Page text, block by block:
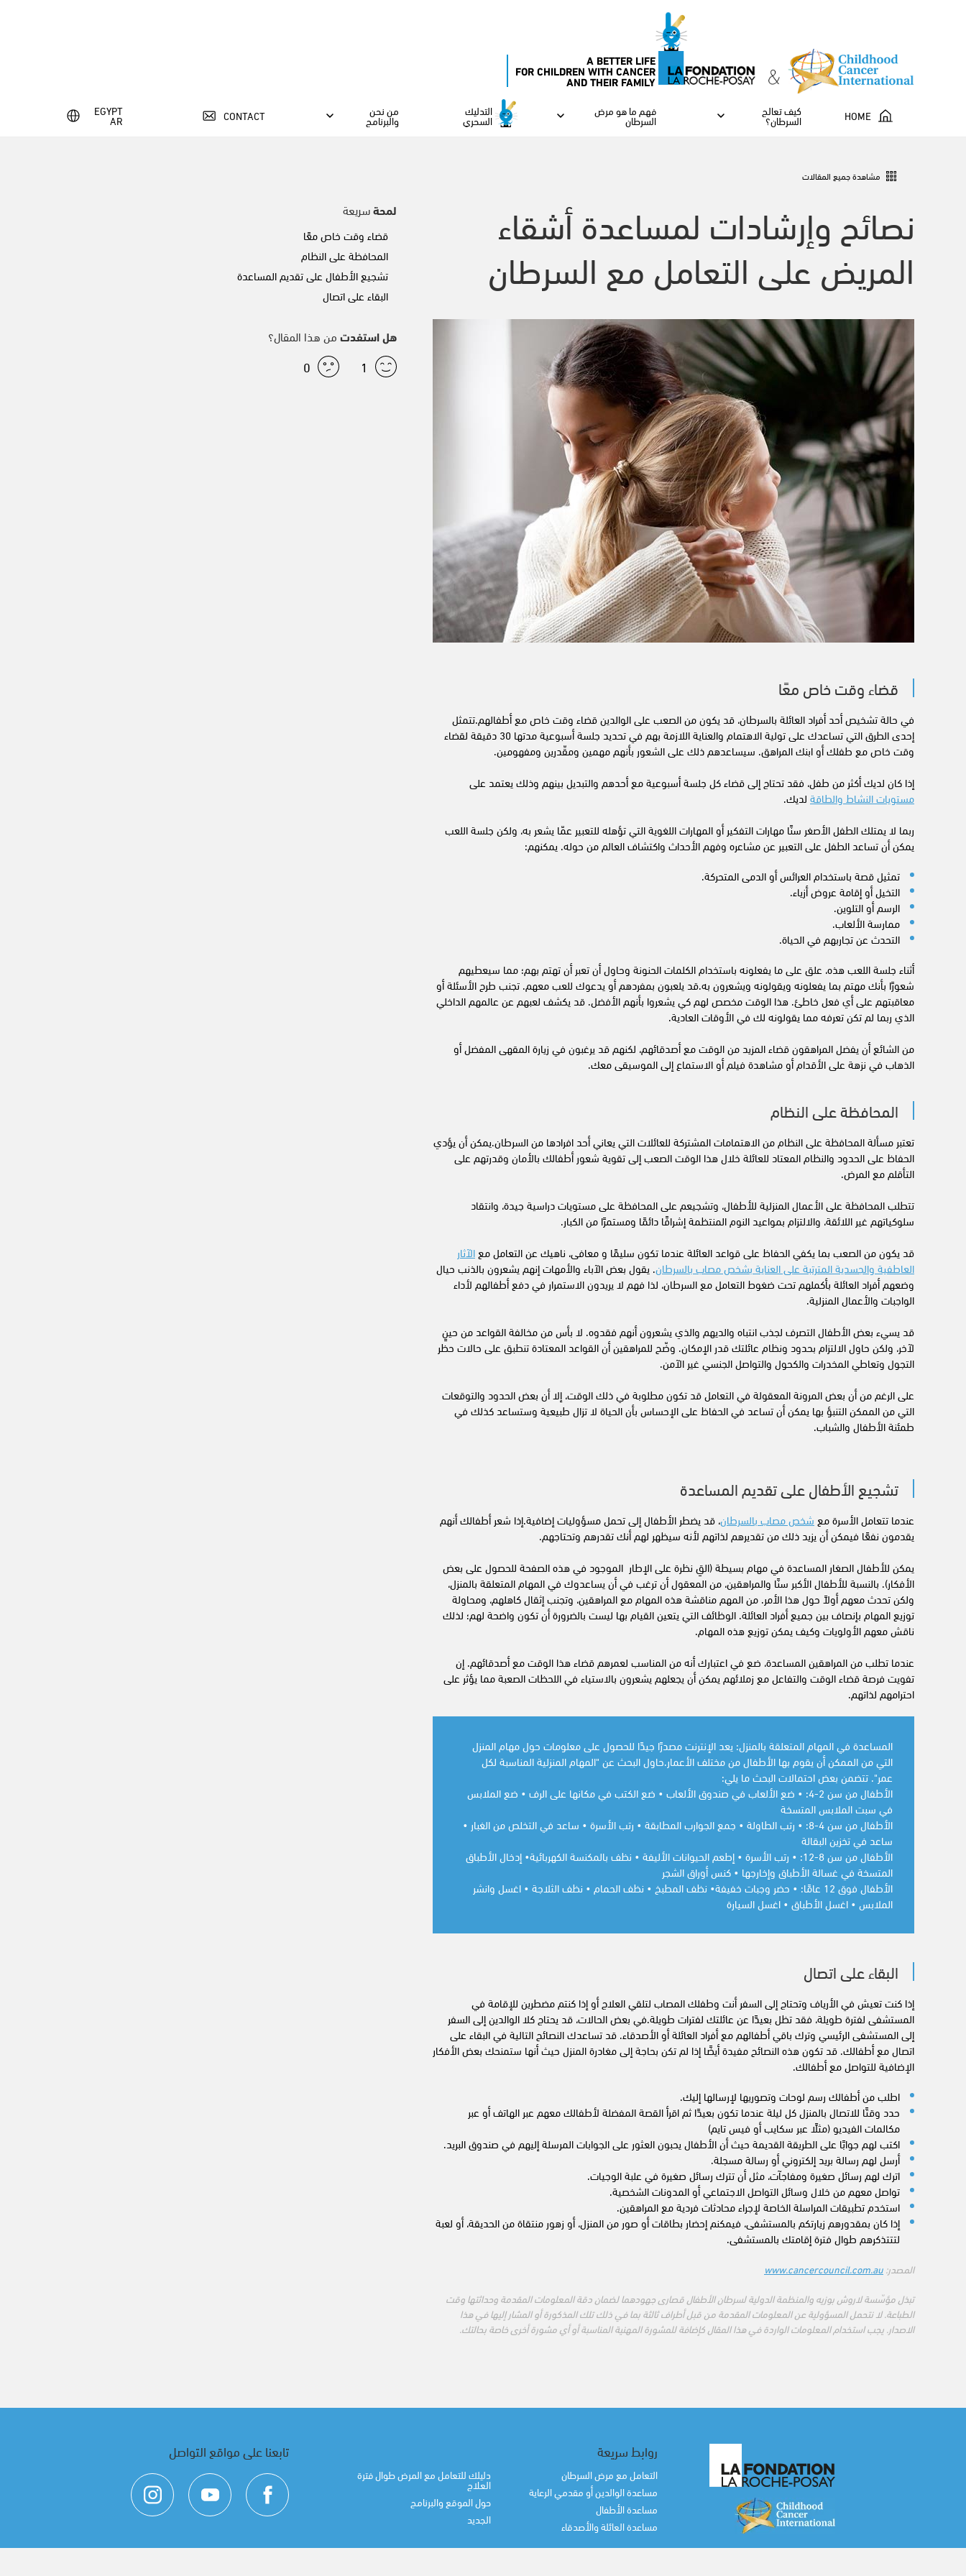
A BETTER LIFE
FOR CHILDREN WITH CANCER
AND THEIR FAMILY
HOME كيف تعالج
السرطان؟
فهم ما هو مرض
السرطان
التدليك
السحري
من نحن
والبرنامج CONTACT
EGYPT
AR
مشاهدة جميع المقالات
نصائح وإرشادات لمساعدة أشقاء
المريض على التعامل مع السرطان
قضاء وقت خاص معًا
في حالة تشخيص أحد أفراد العائلة بالسرطان، قد يكون من الصعب على الوالدين قضاء وقت خاص مع أطفالهم.تتمثل
إحدى الطرق التي تساعدك على تولية الاهتمام والعناية اللازمة بهم في تحديد جلسة أسبوعية مدتها 30 دقيقة لقضاء
وقت خاص مع طفلك أو ابنك المراهق. سيساعدهم ذلك على الشعور بأنهم مهمين ومقّدرين ومفهومين.
إذا كان لديك أكثر من طفل، فقد تحتاج إلى قضاء كل جلسة أسبوعية مع أحدهم والتبديل بينهم وذلك يعتمد على
مستويات النشاط والطاقةلديك.
ربما لا يمتلك الطفل الأصغر سنًا مهارات التفكير أو المهارات اللغوية التي تؤهله للتعبير عمّا يشعر به، ولكن جلسة اللعب
يمكن أن تساعد الطفل على التعبير عن مشاعره وفهم الأحداث واكتشاف العالم من حوله. يمكنهم:
تمثيل قصة باستخدام العرائس أو الدمى المتحركة.
التخيل أو إقامة عروض أزياء.
الرسم أو التلوين.
ممارسة الألعاب.
التحدث عن تجاربهم في الحياة.
أثناء جلسة اللعب هذه، علق على ما يفعلونه باستخدام الكلمات الحنونة وحاول أن تعبر أن تهتم بهم؛ مما سيعطيهم
شعورًا بأنك مهتم بما يفعلونه ويقولونه ويشعرون به.قد يلعبون بمفردهم أو يدعوك للعب معهم. تجنب طرح الأسئلة أو
معاقبتهم على أي فعل خاطئ. هذا الوقت مخصص لهم كي يشعروا بأنهم الأفضل. قد يكشف لعبهم عن عالمهم الداخلي
الذي ربما لم تكن تعرفه مما يقولونه لك في الأوقات العادية.
من الشائع أن يفضل المراهقون قضاء المزيد من الوقت مع أصدقائهم، لكنهم قد يرغبون في زيارة المقهى المفضل أو
الذهاب في نزهة على الأقدام أو مشاهدة فيلم أو الاستماع إلى الموسيقى معك.
المحافظة على النظام
تعتبر مسألة المحافظة على النظام من الاهتمامات المشتركة للعائلات التي يعاني أحد افرادها من السرطان.يمكن أن يؤدي
الحفاظ على الحدود والنظام المعتاد للعائلة خلال هذا الوقت الصعب إلى تقوية شعور أطفالك بالأمان وقدرتهم على
التأقلم مع المرض.
تتطلب المحافظة على الأعمال المنزلية للأطفال، وتشجيعم على المحافظة على مستويات دراسية جيدة، وانتقاد
سلوكياتهم غير اللائقة، والالتزام بمواعيد النوم المنتظمة إشرافًا دائمًا ومستمرًا من الكبار.
قد يكون من الصعب بما يكفي الحفاظ على قواعد العائلة عندما تكون سليمًا و معافى، ناهيك عن التعامل معالآثار
العاطفية والجسدية المترتبة على العناية بشخص مصاب بالسرطان. يقول بعض الآباء والأمهات إنهم يشعرون بالذنب حيال
وضعهم أفراد العائلة بأكملهم تحت ضغوط التعامل مع السرطان، لذا فهم لا يريدون الاستمرار في دفع أطفالهم لأداء
الواجبات والأعمال المنزلية.
قد يسيء بعض الأطفال التصرف لجذب انتباه والديهم والذي يشعرون أنهم فقدوه. لا بأس من مخالفة القواعد من حينٍ
لآخر، ولكن حاول الالتزام بحدود ونظام عائلتك قدر الإمكان. وضّح للمراهقين أن القواعد المعتادة تنطبق على حالات حظر
التجول وتعاطي المخدرات والكحول والتواصل الجنسي غير الآمن.
على الرغم من أن بعض المرونة المعقولة في التعامل قد تكون مطلوبة في ذلك الوقت، إلا أن بعض الحدود والتوقعات
التي من الممكن التنبؤ بها يمكن أن تساعد في الحفاظ على الإحساس بأن الحياة لا تزال طبيعية وستساعد كذلك في
طمئنة الأطفال والشباب.
تشجيع الأطفال على تقديم المساعدة
عندما تتعامل الأسرة معشخص مصاب بالسرطان، قد يضطر الأطفال إلى تحمل مسؤوليات إضافية.إذا شعر أطفالك أنهم
يقدمون نفعًا فيمكن أن يزيد ذلك من تقديرهم لذاتهم لأنه سيظهر لهم أنك تقدرهم وتحتاجهم.
يمكن للأطفال الصغار المساعدة في مهام بسيطة (القِ نظرة على الإطار الموجود في هذه الصفحة للحصول على بعض
الأفكار). بالنسبة للأطفال الأكبر سنًا والمراهقين، من المعقول أن ترغب في أن يساعدوك في المهام المتعلقة بالمنزل،
ولكن تحدث معهم أولاً حول هذا الأمر. من المهم مناقشة هذه المهام مع المراهقين، وتجنب إثقال كاهلهم، ومحاولة
توزيع المهام بإنصاف بين جميع أفراد العائلة. الوظائف التي يتعين القيام بها ليست بالضرورة أن تكون واضحة لهم؛ لذلك
ناقش معهم الأولويات وكيف يمكن توزيع هذه المهام.
عندما تطلب من المراهقين المساعدة، ضع في اعتبارك أنه من المناسب لعمرهم قضاء هذا الوقت مع أصدقائهم. إن
تفويت فرصة قضاء الوقت والتفاعل مع زملائهم يمكن أن يجعلهم يشعرون بالاستياء في اللحظات الصعبة مما يؤثر على
احترامهم لذاتهم.
المساعدة في المهام المتعلقة بالمنزل: يعد الإنترنت مصدرًا جيدًا للحصول على معلومات حول مهام المنزل
التي من الممكن أن يقوم بها الأطفال من مختلف الأعمار.حاول البحث عن "المهام المنزلية المناسبة لكل
عمر". تتضمن بعض احتمالات البحث ما يلي:
الأطفال من سن 2-4: • ضع الألعاب في صندوق الألعاب • ضع الكتب في مكانها على الرف • ضع الملابس
في سبت الملابس المتسخة
الأطفال من سن 4-8: • رتب الطاولة • جمع الجوارب المطابقة • رتب الأسرة • ساعد في التخلص من الغبار •
ساعد في تخزين البقالة
الأطفال من سن 8-12: • رتب الأسرة • إطعم الحيوانات الأليفة • نظف بالمكنسة الكهربائية• إدخال الأطباق
المتسخة في غسالة الأطباق وإخارجها • كنس أوراق الشجر
الأطفال فوق 12 عامًا: • حضر وجبات خفيفة• نظف المطبخ • نظف الحمام • نظف الثلاجة • اغسل وانشر
الملابس • اغسل الأطباق • اغسل السيارة
البقاء على اتصال
إذا كنت تعيش في الأرياف وتحتاج إلى السفر أنت وطفلك المصاب لتلقي العلاج أو إذا كنتم مضطرين للإقامة في
المستشفى لفترة طويلة، فقد تظل بعيدًا عن عائلتك لفترات طويلة.في بعض الحالات، قد يحتاج كلا الوالدين إلى السفر
إلى المستشفى الرئيسي وترك باقي أطفالهم مع أفراد العائلة أو الأصدقاء. قد تساعدك النصائح التالية في البقاء على
اتصال مع أطفالك. قد تكون هذه النصائح مفيدة أيضًا إذا لم تكن بحاجة إلى مغادرة المنزل حيث أنها ستمنحك بعض الأفكار
الإضافية للتواصل مع أطفالك.
اطلب من أطفالك رسم لوحات وتصوريها لإرسالها إليك.
حدد وقتًا للاتصال بالمنزل كل ليلة عندما تكون بعيدًا ثم اقرأ القصة المفضلة لأطفالك معهم عبر الهاتف أو عبر
مكالمات الفيديو (مثلًا عبر سكايب أو فيس تايم)
اكتب لهم جوابًا على الطريقة القديمة حيث أن الأطفال يحبون العثور على الجوابات المرسلة إليهم في صندوق البريد.
أرسل لهم رسالة بريد إلكتروني أو رسالة مسجلة.
اترك لهم رسائل صغيرة ومفاجآت، مثل أن تترك رسائل صغيرة في علبة الوجيات.
تواصل معهم من خلال وسائل التواصل الاجتماعي أو المدونات الشخصية.
استخدم تطبيقات المراسلة الخاصة لإجراء محادثات فردية مع المراهقين.
إذا كان بمقدورهم زيارتكم بالمستشفى، فيمكنم إحضار بطاقات أو صور من المنزل، أو زهور منتقاة من الحديقة، أو لعبة
لتتتذكرهم طوال فترة إقامتك بالمستشفى.
المصدر:www.cancercouncil.com.au
تبذل مؤسّسة لاروش بوزيه والمنظمة الدولية لسرطان الأطفال قصارى جهودهما لضمان دقة المعلومات المقدمة وحداثتها وقت
الطباعة. لا نتحمل المسؤولية عن المعلومات المقدمة من قبل أطراف ثالثة بما في ذلك تلك المذكورة أو المشار إليها في هذا
الاصدار. يجب استخدام المعلومات الواردة في هذا المقال كإضافة للمشورة المهنية المناسبة أو أي مشورة أخرى خاصة بحالتك.
لمحةسريعة
قضاء وقت خاص معًا
المحافظة على النظام
تشجيع الأطفال على تقديم المساعدة
البقاء على اتصال
هل استفدتمن هذا المقال؟
1
0
روابط سريعة
التعامل مع مرض السرطان
مساعدة الوالدين أو مقدمي الرعاية
مساعدة الأطفال
مساعدة العائلة والأصدقاء
دليلك للتعامل مع المرض طوال فترة
العلاج
حول الموقع والبرنامج
الجديد
تابعنا على مواقع التواصل